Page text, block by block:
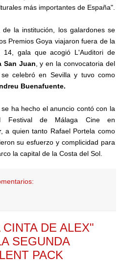
más importantes de España".
la institución, los galardones se
Premios Goya viajaron fuera de la
gala que acogió L'Auditori de
San Juan , y en la convocatoria del
celebró en Sevilla y tuvo como
Buenafuente.
ha hecho el anuncio contó con la
Festival de Málaga Cine en
, a quien tanto Rafael Portela como
su esfuerzo y complicidad para
la capital de la Costa del Sol.
DE ALEX"
SEGUNDA
PACK